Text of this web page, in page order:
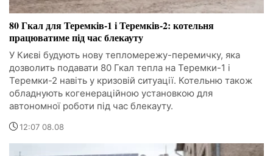
80 Гкал для Теремків-1 і Теремків-2: котельня
працюватиме під час блекауту
У Києві будують нову тепломережу-перемичку, яка
дозволить подавати 80 Гкал тепла на Теремки-1 і
Теремки-2 навіть у кризовій ситуації. Котельню також
обладнують когенераційною установкою для
автономної роботи під час блекауту.
12:07 08.08